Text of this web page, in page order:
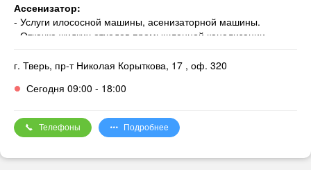
Ассенизатор:
- Услуги илососной машины, асенизаторной машины.
- Откачка жидких отходов промышленной канализации,
г. Тверь, пр-т Николая Корыткова, 17 , оф. 320
Сегодня 09:00 - 18:00
Телефоны Подробнее